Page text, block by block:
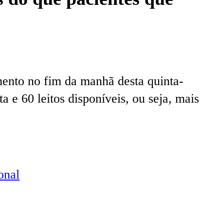
no fim da manhã desta quinta-
e 60 leitos disponíveis, ou seja, mais